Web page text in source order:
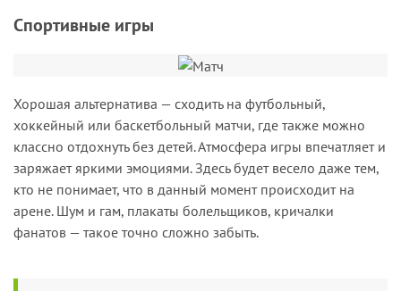
Спортивные игры
Хорошая альтернатива — сходить на футбольный,
хоккейный или баскетбольный матчи, где также можно
классно отдохнуть без детей. Атмосфера игры впечатляет и
заряжает яркими эмоциями. Здесь будет весело даже тем,
кто не понимает, что в данный момент происходит на
арене. Шум и гам, плакаты болельщиков, кричалки
фанатов — такое точно сложно забыть.